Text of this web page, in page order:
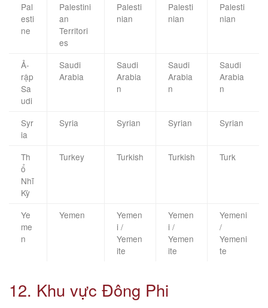
Pal
esti
ne
Palestini
an
Territori
es
Palesti
nian
Palesti
nian
Palesti
nian
Ả-
rập
Sa
udi
Saudi
Arabia
Saudi
Arabia
n
Saudi
Arabia
n
Saudi
Arabia
n
Syr
ia
Syria Syrian Syrian Syrian
Th
ổ
Nhĩ
Kỳ
Turkey Turkish Turkish Turk
Ye
me
n
Yemen
Yemen
i /
Yemen
ite
Yemen
i /
Yemen
ite
Yemeni
/
Yemeni
te
12. Khu vực Đông Phi